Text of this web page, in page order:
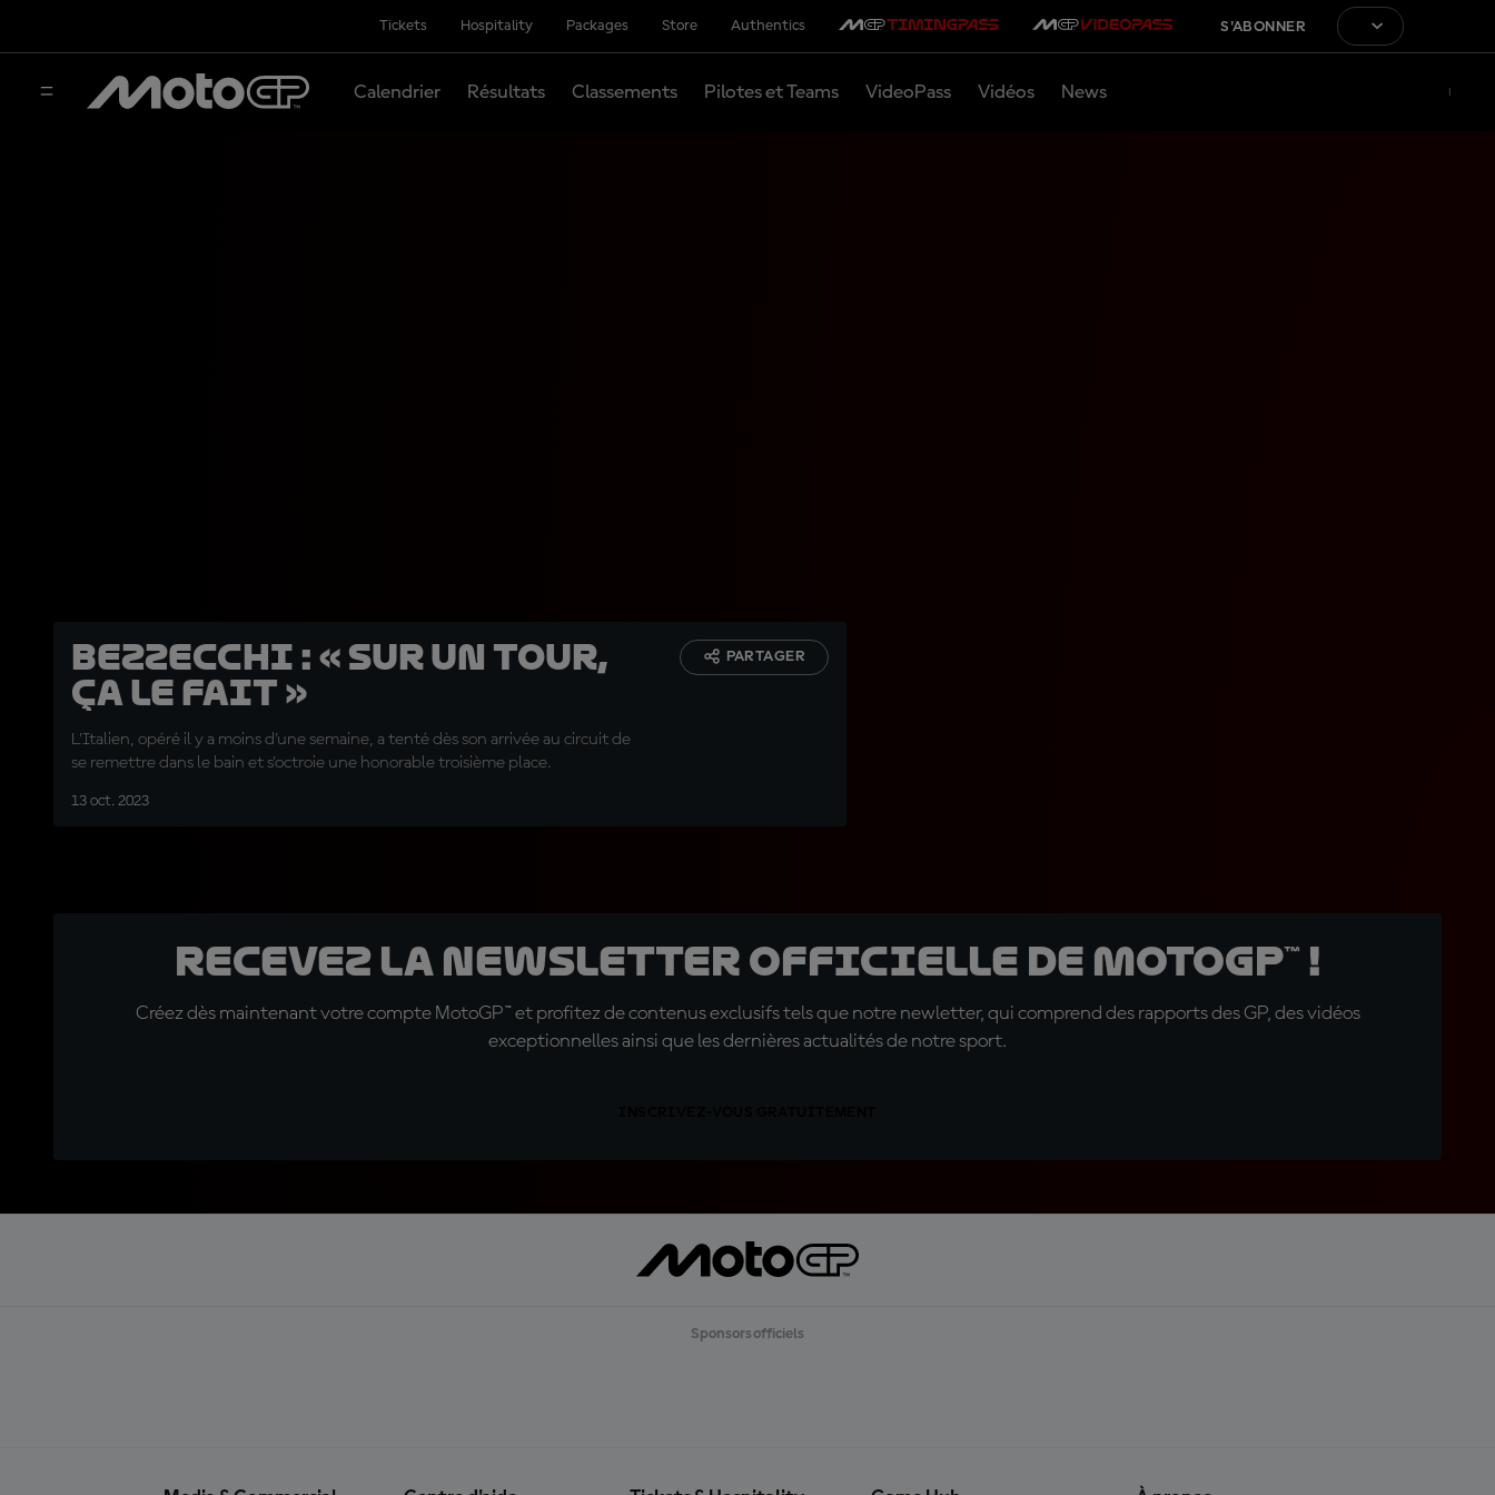
Tickets Hospitality Packages Store Authentics S'ABONNER
Calendrier Résultats Classements Pilotes et Teams VideoPass Vidéos News
Bezzecchi : « Sur un tour,
ça le fait »
L'Italien, opéré il y a moins d'une semaine, a tenté dès son arrivée au circuit de
se remettre dans le bain et s'octroie une honorable troisième place.
13 oct. 2023
PARTAGER
Recevez la Newsletter officielle de MotoGP™ !
Créez dès maintenant votre compte MotoGP™ et profitez de contenus exclusifs tels que notre newletter, qui comprend des rapports des GP, des vidéos
exceptionnelles ainsi que les dernières actualités de notre sport.
Sponsors officiels